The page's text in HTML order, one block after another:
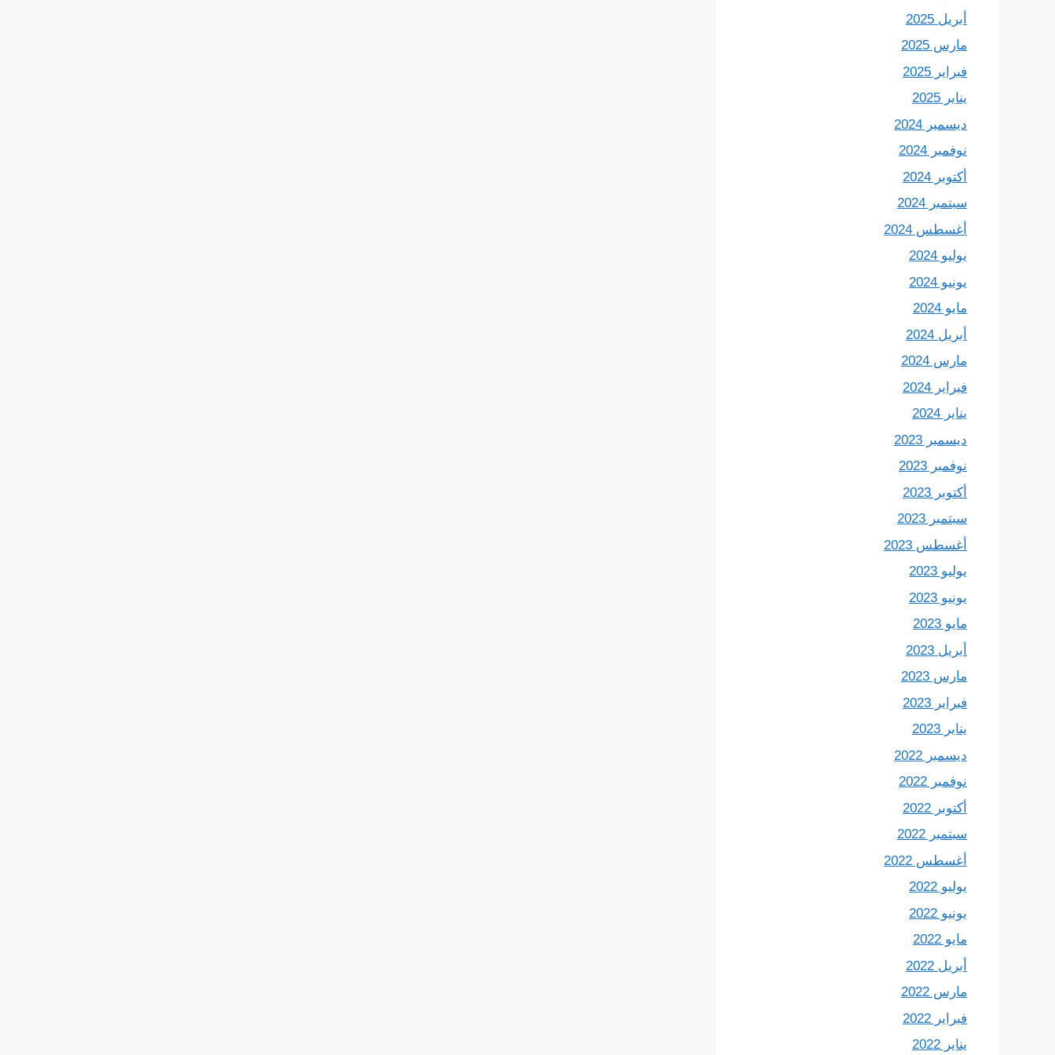
أبريل 2025
مارس 2025
فبراير 2025
يناير 2025
ديسمبر 2024
نوفمبر 2024
أكتوبر 2024
سبتمبر 2024
أغسطس 2024
يوليو 2024
يونيو 2024
مايو 2024
أبريل 2024
مارس 2024
فبراير 2024
يناير 2024
ديسمبر 2023
نوفمبر 2023
أكتوبر 2023
سبتمبر 2023
أغسطس 2023
يوليو 2023
يونيو 2023
مايو 2023
أبريل 2023
مارس 2023
فبراير 2023
يناير 2023
ديسمبر 2022
نوفمبر 2022
أكتوبر 2022
سبتمبر 2022
أغسطس 2022
يوليو 2022
يونيو 2022
مايو 2022
أبريل 2022
مارس 2022
فبراير 2022
يناير 2022